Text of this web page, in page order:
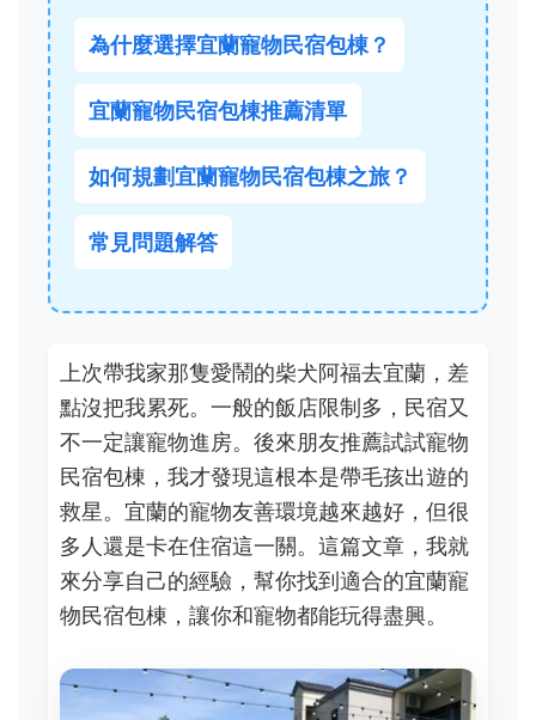
為什麼選擇宜蘭寵物民宿包棟？
宜蘭寵物民宿包棟推薦清單
如何規劃宜蘭寵物民宿包棟之旅？
常見問題解答
上次帶我家那隻愛鬧的柴犬阿福去宜蘭，差
點沒把我累死。一般的飯店限制多，民宿又
不一定讓寵物進房。後來朋友推薦試試寵物
民宿包棟，我才發現這根本是帶毛孩出遊的
救星。宜蘭的寵物友善環境越來越好，但很
多人還是卡在住宿這一關。這篇文章，我就
來分享自己的經驗，幫你找到適合的宜蘭寵
物民宿包棟，讓你和寵物都能玩得盡興。